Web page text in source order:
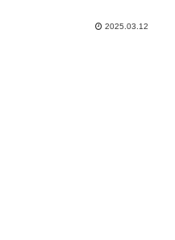
2025.03.12